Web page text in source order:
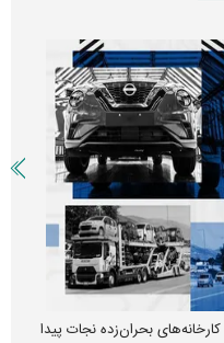
بحران‌زده نجات پیدا